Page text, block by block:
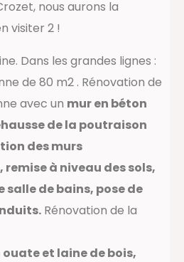
nous aurons la
visiter 2 !
Dans les grandes lignes :
de 80 m2 . Rénovation de
avec un mur en béton
de la poutraison
des murs
à niveau des sols,
salle de bains, pose de
Rénovation de la
et laine de bois,